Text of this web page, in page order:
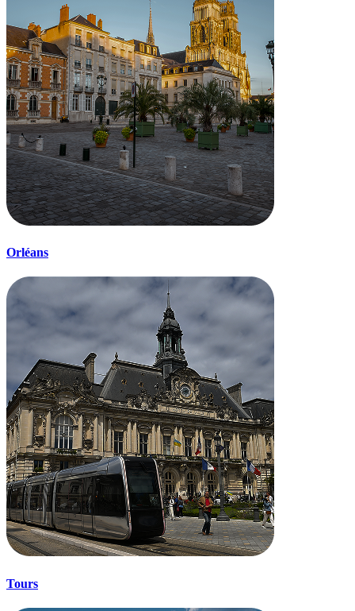
Orléans
Tours